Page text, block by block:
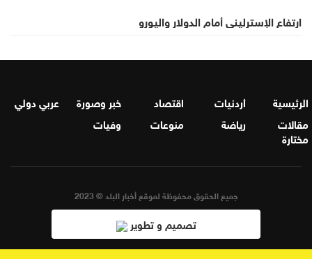
ارتفاع الإسترليني أمام الدولار واليورو
الرئيسية أردنيات اقتصاد خبر وصورة
عربي دولي
مقالات
مختارة
رياضة منوعات وفيات
جميع الحقوق محفوظة لموقع أخبار البلد © 2023
تصميم و تطوير